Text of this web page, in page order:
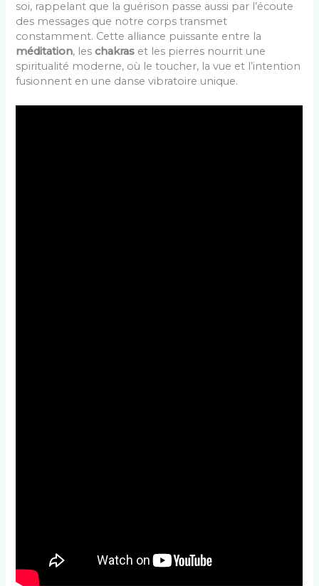
soi, rappelant que la guérison passe aussi par l’écoute
des messages que notre corps transmet
constamment. Cette alliance puissante entre la
méditation, leschakras et les pierres nourrit une
spiritualité moderne, où le toucher, la vue et l’intention
fusionnent en une danse vibratoire unique.